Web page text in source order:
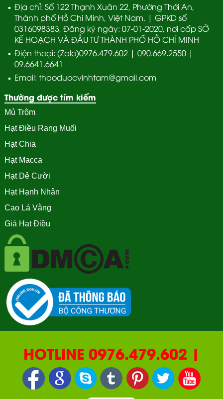
Địa chỉ: Số 122 Thạnh Xuân 22, Phường Thới An,
Thành phố Hồ Chi Minh, Việt Nam. | GPKD số
0316098383, Đăng ký ngày: 07-01-2020, nơi cấp SỞ
KẾ HOẠCH VÀ ĐẦU TƯ THÀNH PHỐ HỒ CHÍ MINH
Điện thoại: (Zalo)0976.479.602 | 090.669.2550 |
09.6641.6641
Email: thaoduocvinhtam@gmail.com
Thường được tím kiếm
Mủ Trôm
Hạt Điều Rang Muối
Hạt Chia
Hạt Macca
Hạt Dẻ Cười
Hạt Hạnh Nhân
Cao Lá Vằng
Giá Hạt Điều
HOTLINE 0976.479.602 |
090.669.2550 | 0987.877.193